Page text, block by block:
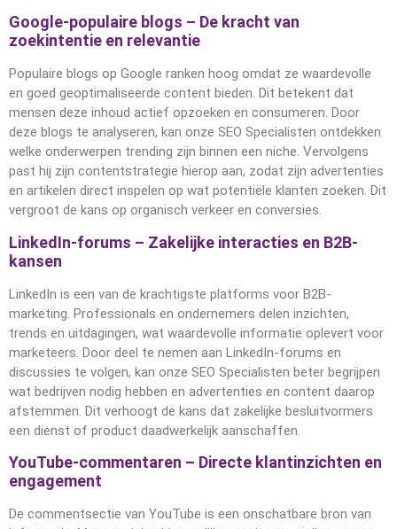
Google-populaire blogs – De kracht van
zoekintentie en relevantie
Populaire blogs op Google ranken hoog omdat ze waardevolle
en goed geoptimaliseerde content bieden. Dit betekent dat
mensen deze inhoud actief opzoeken en consumeren. Door
deze blogs te analyseren, kan onze SEO Specialisten ontdekken
welke onderwerpen trending zijn binnen een niche. Vervolgens
past hij zijn contentstrategie hierop aan, zodat zijn advertenties
en artikelen direct inspelen op wat potentiële klanten zoeken. Dit
vergroot de kans op organisch verkeer en conversies.
LinkedIn-forums – Zakelijke interacties en B2B-
kansen
LinkedIn is een van de krachtigste platforms voor B2B-
marketing. Professionals en ondernemers delen inzichten,
trends en uitdagingen, wat waardevolle informatie oplevert voor
marketeers. Door deel te nemen aan LinkedIn-forums en
discussies te volgen, kan onze SEO Specialisten beter begrijpen
wat bedrijven nodig hebben en advertenties en content daarop
afstemmen. Dit verhoogt de kans dat zakelijke besluitvormers
een dienst of product daadwerkelijk aanschaffen.
YouTube-commentaren – Directe klantinzichten en
engagement
De commentsectie van YouTube is een onschatbare bron van